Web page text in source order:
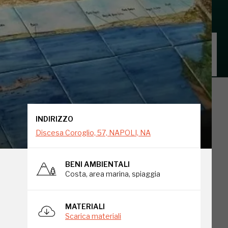
INDIRIZZO
Discesa Coroglio, 57, NAPOLI, NA
BENI AMBIENTALI
Costa, area marina, spiaggia
MATERIALI
Scarica materiali
Discesa Coroglio, 57, NAPOLI, NA